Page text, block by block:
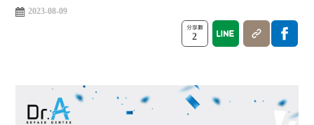
2023-08-09
2